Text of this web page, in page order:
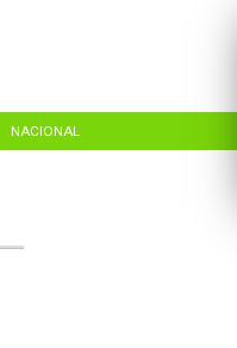
NACIONAL